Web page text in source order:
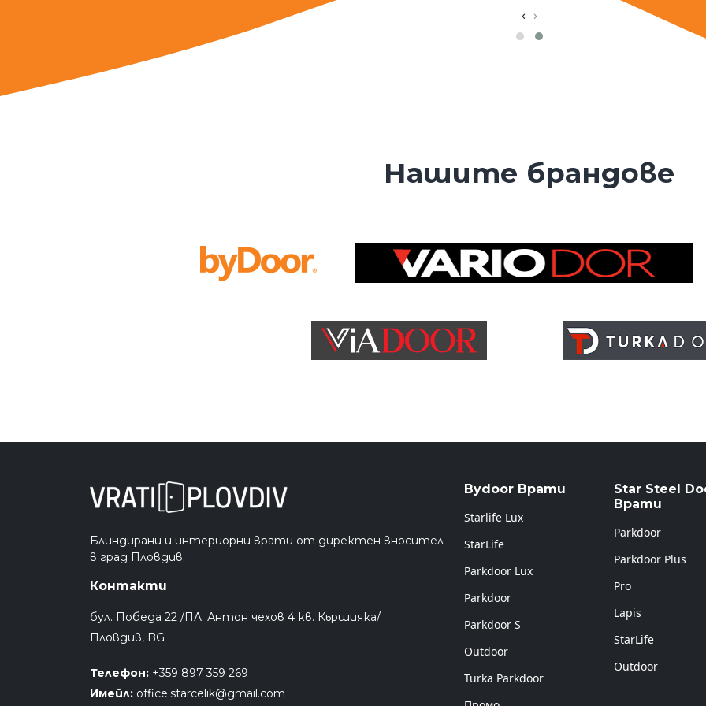
‹ ›
Нашите брандове
Блиндирани и интериорни врати от директен вносител
в град Пловдив.
Контакти
бул. Победа 22 /ПЛ. Антон чехов 4 кв. Кършияка/
Пловдив, BG
Телефон: +359 897 359 269
Имейл: office.starcelik@gmail.com
Bydoor Врати
Starlife Lux
StarLife
Parkdoor Lux
Parkdoor
Parkdoor S
Outdoor
Turka Parkdoor
Star Steel
Врати
Parkdoor
Parkdoor Plus
Pro
Lapis
StarLife
Outdoor